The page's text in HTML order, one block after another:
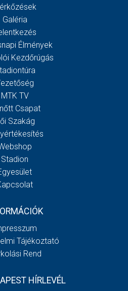
Galéria
Élmények
Kezdőrúgás
MTK TV
Csapat
Szakág
Stadion
Tájékoztató
Rend
HÍRLEVÉL